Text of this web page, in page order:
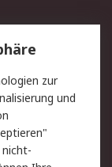
zur
und